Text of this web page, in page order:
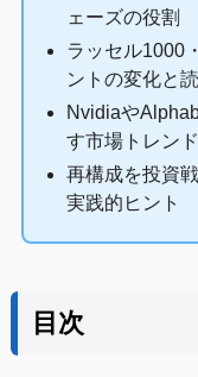
ェーズの役割
ラッセル1000
ントの変化と
Nvidiaや
す市場トレンド
再構成を投資
実践的ヒント
目次